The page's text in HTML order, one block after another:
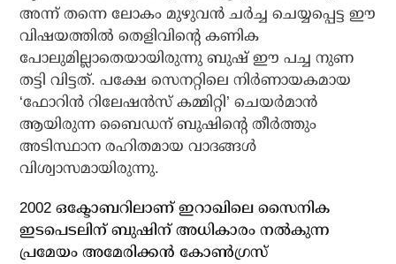
അന്ന് തന്നെ ലോകം മുഴുവന്‍ ചര്‍ച്ച ചെയ്യപ്പെട്ട ഈ
വിഷയത്തില്‍ തെളിവിന്റെ കണിക
പോലുമില്ലാതെയായിരുന്നു ബുഷ് ഈ പച്ച നുണ
തട്ടി വിട്ടത്. പക്ഷേ സെനറ്റിലെ നിര്‍ണായകമായ
‘ഫോറിന്‍ റിലേഷന്‍സ് കമ്മിറ്റി’ ചെയര്‍മാന്‍
ആയിരുന്ന ബൈഡന് ബുഷിന്റെ തീര്‍ത്തും
അടിസ്ഥാന രഹിതമായ വാദങ്ങള്‍
വിശ്വാസമായിരുന്നു.
2002 ഒക്ടോബറിലാണ് ഇറാഖിലെ സൈനിക
ഇടപെടലിന് ബുഷിന് അധികാരം നല്‍കുന്ന
പ്രമേയം അമേരിക്കന്‍ കോണ്‍ഗ്രസ്